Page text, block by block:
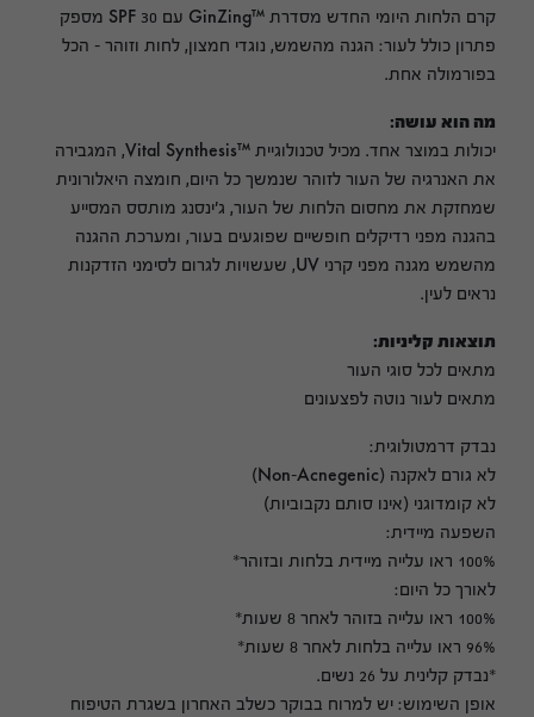
קרם הלחות היומי החדש מסדרת ™GinZing עם SPF 30 מספק
פתרון כולל לעור: הגנה מהשמש, נוגדי חמצון, לחות וזוהר – הכל
בפורמולה אחת.
מה הוא עושה:
יכולות במוצר אחד. מכיל טכנולוגיית ™Vital Synthesis, המגבירה
את האנרגיה של העור לזוהר שנמשך כל היום, חומצה היאלורונית
שמחזקת את מחסום הלחות של העור, ג’ינסנג מותסס המסייע
בהגנה מפני רדיקלים חופשיים שפוגעים בעור, ומערכת ההגנה
מהשמש מגנה מפני קרני UV, שעשויות לגרום לסימני הזדקנות
נראים לעין.
תוצאות קליניות:
מתאים לכל סוגי העור
מתאים לעור נוטה לפצעונים
נבדק דרמטולוגית:
לא גורם לאקנה (Non-Acnegenic)
לא קומדוגני (אינו סותם נקבוביות)
השפעה מיידית:
100% ראו עלייה מיידית בלחות ובזוהר*
לאורך כל היום:
100% ראו עלייה בזוהר לאחר 8 שעות*
96% ראו עלייה בלחות לאחר 8 שעות*
*נבדק קלינית על 26 נשים.
אופן השימוש: יש למרוח בבוקר כשלב האחרון בשגרת הטיפוח